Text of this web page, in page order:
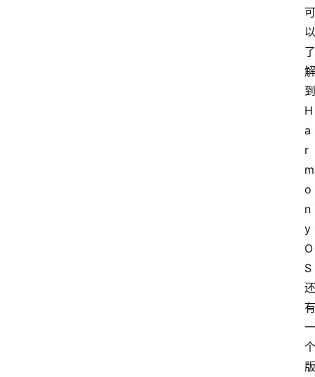
可
以
了
解
到
H
a
r
m
o
n
y
O
S
还
有
一
个
版